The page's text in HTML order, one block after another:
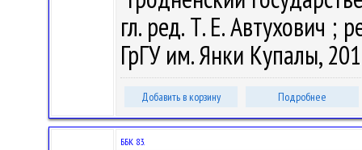
гл. ред. Т. Е. Автухович ;
ГрГУ им. Янки Купалы,
Добавить в корзину Подробнее
ББК 83.